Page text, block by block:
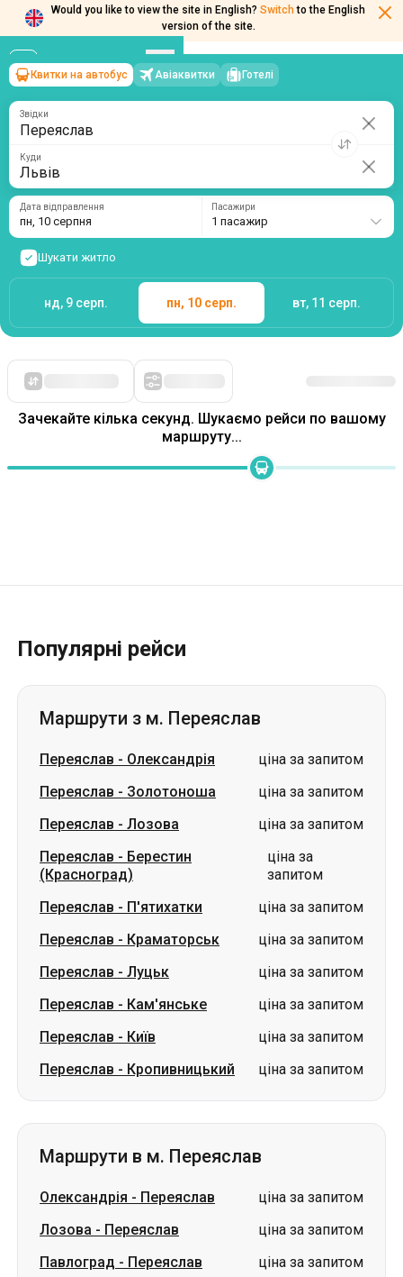
Would you like to view the site in English? Switch to the English
version of the site.
Переяслав→Львів
пн, 10 серпня/1 пасажир
Квитки на автобус Авіаквитки Готелі
Звідки
Куди
Дата відправлення
пн, 10 серпня
Пасажири
1 пасажир
Шукати житло
нд, 9 серп. пн, 10 серп. вт, 11 серп.
Зачекайте кілька секунд. Шукаємо рейси по вашому
маршруту...
Популярні рейси
Маршрути з м. Переяслав
Переяслав - Олександрія
ціна за запитом
Переяслав - Золотоноша
ціна за запитом
Переяслав - Лозова
ціна за запитом
Переяслав - Берестин
(Красноград)
ціна за
запитом
Переяслав - П'ятихатки
ціна за запитом
Переяслав - Краматорськ
ціна за запитом
Переяслав - Луцьк
ціна за запитом
Переяслав - Кам'янське
ціна за запитом
Переяслав - Київ
ціна за запитом
Переяслав - Кропивницький ціна за запитом
Маршрути в м. Переяслав
Олександрія - Переяслав
ціна за запитом
Лозова - Переяслав
ціна за запитом
Павлоград - Переяслав
ціна за запитом